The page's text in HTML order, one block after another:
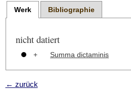
Werk Bibliographie
nicht datiert
+ Summa dictaminis
← zurück